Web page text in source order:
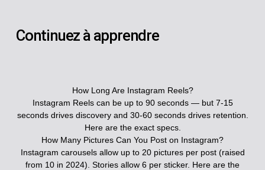
Continuez à apprendre
How Long Are Instagram Reels?
Instagram Reels can be up to 90 seconds — but 7-15
seconds drives discovery and 30-60 seconds drives retention.
Here are the exact specs.
How Many Pictures Can You Post on Instagram?
Instagram carousels allow up to 20 pictures per post (raised
from 10 in 2024). Stories allow 6 per sticker. Here are the